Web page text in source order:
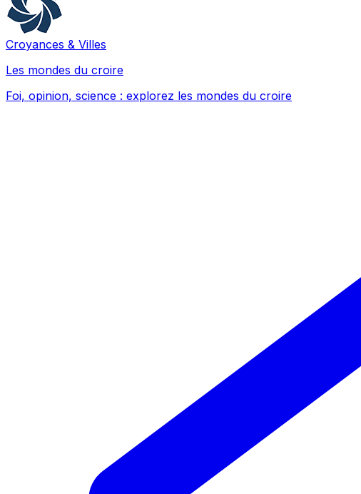
Croyances & Villes
Les mondes du croire
Foi, opinion, science : explorez les mondes du croire